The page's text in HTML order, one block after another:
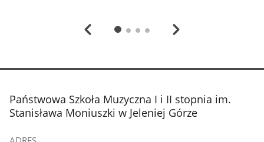
stopka
Państwowa Szkoła Muzyczna I i II stopnia im.
Stanisława Moniuszki w Jeleniej Górze